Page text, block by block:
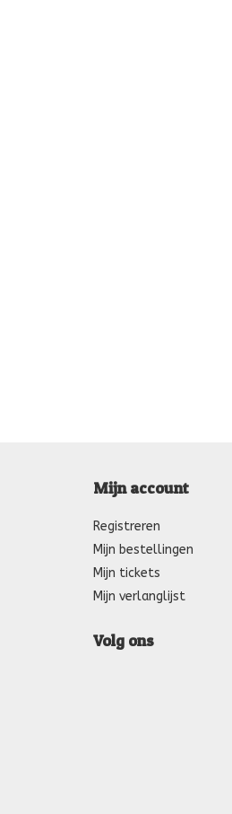
Mijn account
Registreren
Mijn bestellingen
Mijn tickets
Mijn verlanglijst
Volg ons